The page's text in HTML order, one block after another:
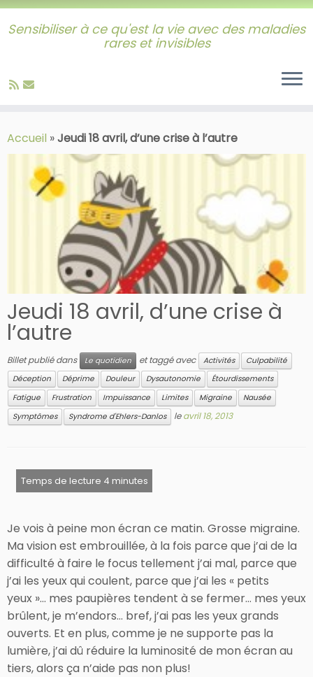
to
content
Sensibiliser à ce qu'est la vie avec des maladies
rares et invisibles
Accueil »Jeudi 18 avril, d’une crise à l’autre
Jeudi 18 avril, d’une crise à
l’autre
Billet publié dans Le quotidien et taggé avec Activités
Culpabilité
Déception
Déprime Douleur Dysautonomie
Étourdissements
Fatigue
Frustration Impuissance Limites Migraine
Nausée
Symptômes
Syndrome d'Ehlers-Danlos leavril 18, 2013
Je vois à peine mon écran ce matin. Grosse migraine.
Ma vision est embrouillée, à la fois parce que j’ai de la
difficulté à faire le focus tellement j’ai mal, parce que
j’ai les yeux qui coulent, parce que j’ai les « petits
yeux »… mes paupières tendent à se fermer… mes yeux
brûlent, je m’endors… bref, j’ai pas les yeux grands
ouverts. Et en plus, comme je ne supporte pas la
lumière, j’ai dû réduire la luminosité de mon écran au
tiers, alors ça n’aide pas non plus!